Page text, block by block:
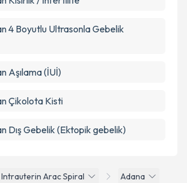
Intrauterin Arac Spiral
Adana
4 Boyutlu Ultrasonla Gebelik
Aşılama (İUİ)
Çikolota Kisti
Dış Gebelik (Ektopik gebelik)